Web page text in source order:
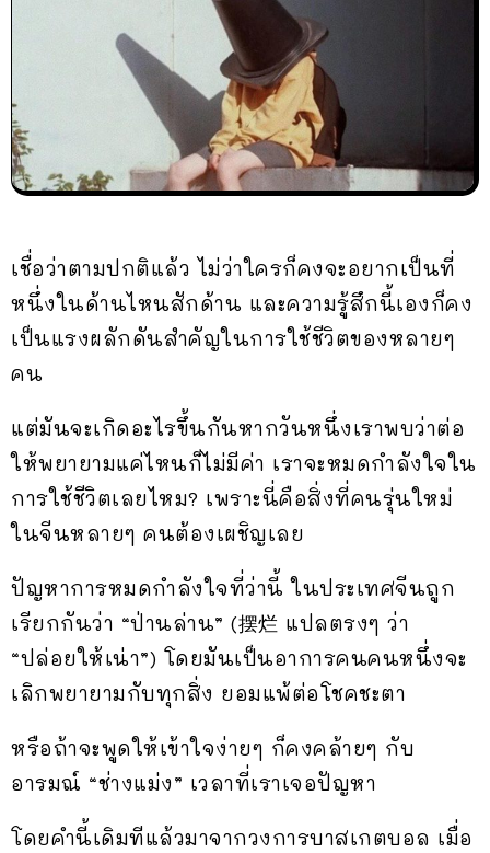
เชื่อว่าตามปกติแล้ว ไม่ว่าใครก็คงจะอยากเป็นที่
หนึ่งในด้านไหนสักด้าน และความรู้สึกนี้เองก็คง
เป็นแรงผลักดันสำคัญในการใช้ชีวิตของหลายๆ
คน
แต่มันจะเกิดอะไรขึ้นกันหากวันหนึ่งเราพบว่าต่อ
ให้พยายามแค่ไหนก็ไม่มีค่า เราจะหมดกำลังใจใน
การใช้ชีวิตเลยไหม? เพราะนี่คือสิ่งที่คนรุ่นใหม่
ในจีนหลายๆ คนต้องเผชิญเลย
ปัญหาการหมดกำลังใจที่ว่านี้ ในประเทศจีนถูก
เรียกกันว่า “ป่านล่าน” (摆烂 แปลตรงๆ ว่า
“ปล่อยให้เน่า”) โดยมันเป็นอาการคนคนหนึ่งจะ
เลิกพยายามกับทุกสิ่ง ยอมแพ้ต่อโชคชะตา
หรือถ้าจะพูดให้เข้าใจง่ายๆ ก็คงคล้ายๆ กับ
อารมณ์ “ช่างแม่ง” เวลาที่เราเจอปัญหา
โดยคำนี้เดิมทีแล้วมาจากวงการบาสเกตบอล เมื่อ